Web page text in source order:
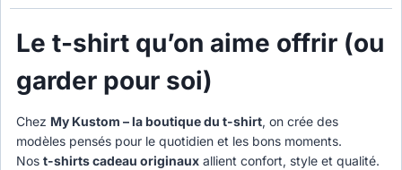
Le t-shirt qu’on aime offrir (ou
garder pour soi)
Chez My Kustom – la boutique du t-shirt, on crée des
modèles pensés pour le quotidien et les bons moments.
Nos t-shirts cadeau originaux allient confort, style et qualité.